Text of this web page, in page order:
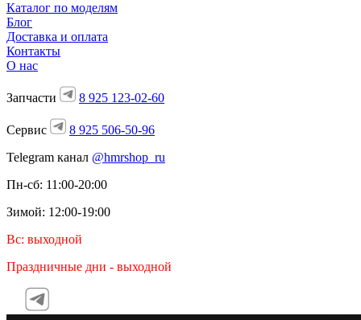
Каталог по моделям
Блог
Доставка и оплата
Контакты
О нас
Запчасти 8 925 123-02-60
Сервис
8 925 506-50-96
Telegram канал @hmrshop_ru
Пн-сб: 11:00-20:00
Зимой: 12:00-19:00
Вс: выходной
Праздничные дни - выходной